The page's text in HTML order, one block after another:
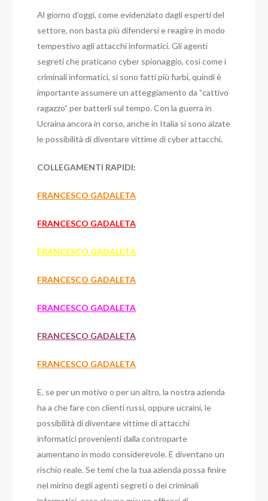
Al giorno d’oggi, come evidenziato dagli esperti del
settore, non basta più difendersi e reagire in modo
tempestivo agli attacchi informatici.Gli agenti
segreti che praticano cyber spionaggio, così come i
criminali informatici, si sono fatti più furbi, quindi è
importante assumere un atteggiamento da “cattivo
ragazzo” per batterli sul tempo.Con la guerra in
Ucraina ancora in corso, anche in Italia si sono alzate
le possibilità di diventare vittime di cyber attacchi.
COLLEGAMENTI RAPIDI:
FRANCESCO GADALETA
FRANCESCO GADALETA
FRANCESCO GADALETA
FRANCESCO GADALETA
FRANCESCO GADALETA
FRANCESCO GADALETA
FRANCESCO GADALETA
E, se per un motivo o per un altro, la nostra azienda
ha a che fare con clienti russi, oppure ucraini, le
possibilità di diventare vittime di attacchi
informatici provenienti dalla controparte
aumentano in modo considerevole. E diventano un
rischio reale.Se temi che la tua azienda possa finire
nel mirino degli agenti segreti o dei criminali